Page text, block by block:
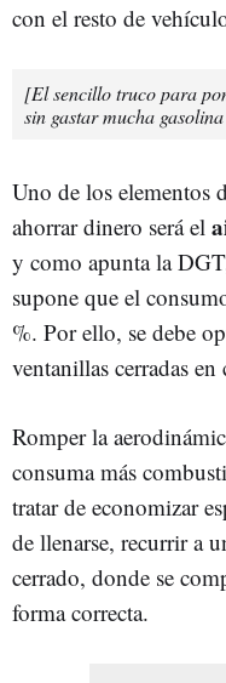
con el resto de
[El sencillo truco para
sin gastar mucha
Uno de los elementos
ahorrar dinero será el
y como apunta la
supone que el
%. Por ello, se debe
ventanillas cerradas en
Romper la
consuma más
tratar de economizar
de llenarse, recurrir a
cerrado, donde se
forma correcta.